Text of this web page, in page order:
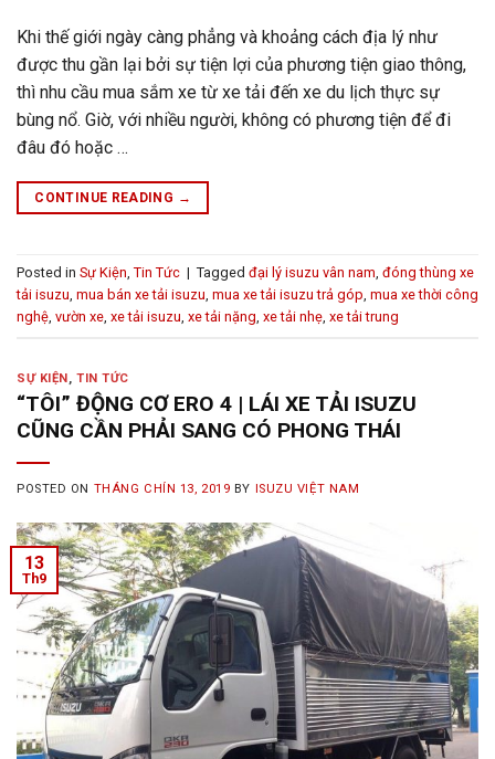
Khi thế giới ngày càng phẳng và khoảng cách địa lý như
được thu gần lại bởi sự tiện lợi của phương tiện giao thông,
thì nhu cầu mua sắm xe từ xe tải đến xe du lịch thực sự
bùng nổ. Giờ, với nhiều người, không có phương tiện để đi
đâu đó hoặc …
CONTINUE READING →
Posted in Sự Kiện, Tin Tức | Tagged đại lý isuzu vân nam, đóng thùng xe
tải isuzu, mua bán xe tải isuzu, mua xe tải isuzu trả góp, mua xe thời công
nghệ, vườn xe, xe tải isuzu, xe tải nặng, xe tải nhẹ, xe tải trung
SỰ KIỆN,TIN TỨC
“TÔI” ĐỘNG CƠ ERO 4 | LÁI XE TẢI ISUZU
CŨNG CẦN PHẢI SANG CÓ PHONG THÁI
POSTED ON THÁNG CHÍN 13, 2019 BY ISUZU VIỆT NAM
13
Th9